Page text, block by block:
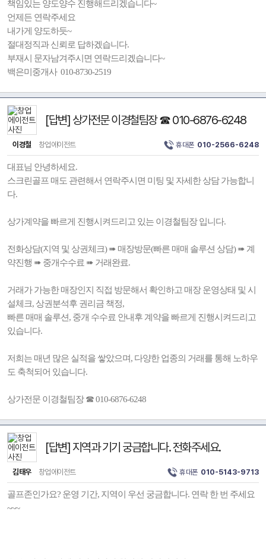
책임있는 양도양수 진행해드리겠습니다~
언제든 연락주세요
내가게 양도하듯~
절대정직과 신뢰로 답하겠습니다.
부재시 문자남겨주시면 연락드리겠습니다~
백은미중개사 010-8730-2519
[답변] 상가전문 이경철팀장 ☎ 010-6876-6248
이경철 창업에이전트 휴대폰 010-2566-6248
대표님 안녕하세요.
스크린골프 매도 관련해서 연락주시면 미팅 및 자세한 상담 가능합니
다.
상가계약을 빠르게 진행시켜드리고 있는 이경철팀장 입니다.
전화상담(지역 및 상권체크) ➠ 매장방문(빠른 매매 솔루션 상담) ➠ 계
약진행 ➠ 중개수수료 ➠ 거래완료.
거래가 가능한 매장인지 직접 방문해서 확인하고 매장 운영상태 및 시
설체크, 상권분석후 권리금 책정,
빠른 매매 솔루션, 중개 수수료 안내후 계약을 빠르게 진행시켜드리고
있습니다.
저희는 매년 많은 실적을 쌓았으며, 다양한 업종의 거래를 통해 노하우
도 축척되어 있습니다.
상가전문 이경철팀장 ☎ 010-6876-6248
[답변] 지역과 기기 궁금합니다. 전화주세요.
김태우 창업에이전트 휴대폰 010-5143-9713
골프존인가요? 운영 기간, 지역이 우선 궁금합니다. 연락 한 번 주세요
~~~